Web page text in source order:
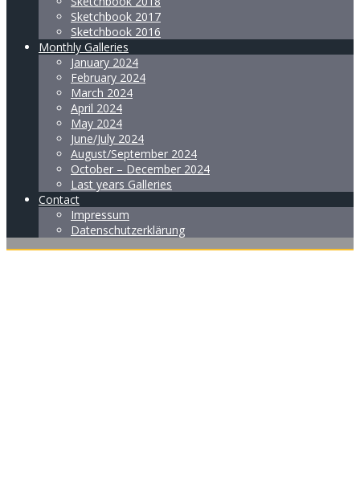
Sketchbook 2017
Sketchbook 2016
Monthly Galleries
January 2024
February 2024
March 2024
April 2024
May 2024
June/July 2024
August/September 2024
October – December 2024
Last years Galleries
Contact
Impressum
Datenschutzerklärung